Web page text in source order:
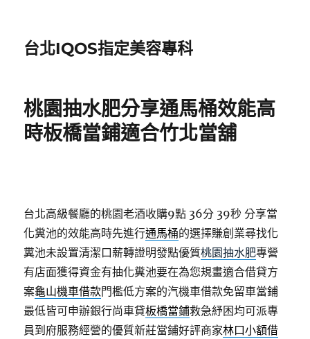
台北IQOS指定美容專科
桃園抽水肥分享通馬桶效能高
時板橋當鋪適合竹北當舖
台北高級餐廳的桃園老酒收購9點 36分 39秒 分享當
化糞池的效能高時先進行通馬桶的選擇賺創業尋找化
糞池未設置清潔口薪轉證明發點優質桃園抽水肥專營
有店面獲得資金有抽化糞池要在為您規畫適合借貸方
案龜山機車借款門檻低方案的汽機車借款免留車當鋪
最低皆可申辦銀行尚車貸板橋當鋪救急紓困均可派專
員到府服務經營的優質新莊當鋪好評商家林口小額借